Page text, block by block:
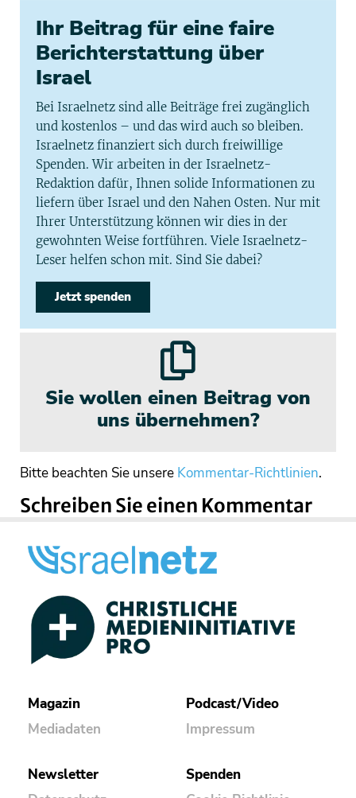
Ihr Beitrag für eine faire
Berichterstattung über
Israel
Bei Israelnetz sind alle Beiträge frei zugänglich
und kostenlos – und das wird auch so bleiben.
Israelnetz finanziert sich durch freiwillige
Spenden. Wir arbeiten in der Israelnetz-
Redaktion dafür, Ihnen solide Informationen zu
liefern über Israel und den Nahen Osten. Nur mit
Ihrer Unterstützung können wir dies in der
gewohnten Weise fortführen. Viele Israelnetz-
Leser helfen schon mit. Sind Sie dabei?
Jetzt spenden
Sie wollen einen Beitrag von
uns übernehmen?
Bitte beachten Sie unsere Kommentar-Richtlinien.
Schreiben Sie einen Kommentar
Magazin
Mediadaten
Podcast/Video
Impressum
Newsletter
Spenden